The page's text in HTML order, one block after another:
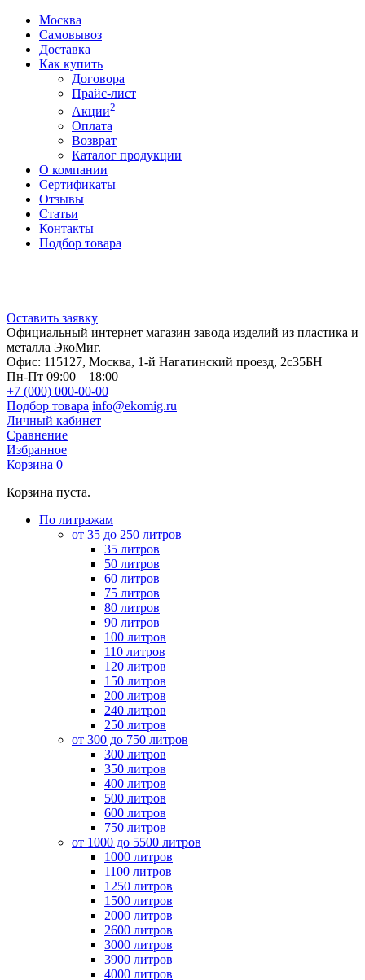
Москва
Самовывоз
Доставка
Как купить
Договора
Прайс-лист
Акции2
Оплата
Возврат
Каталог продукции
О компании
Сертификаты
Отзывы
Статьи
Контакты
Подбор товара
Оставить заявку
Официальный интернет магазин завода изделий из пластика и
металла ЭкоМиг.
Офис: 115127, Москва, 1-й Нагатинский проезд, 2с35БН
Пн-Пт 09:00 – 18:00
+7 (000) 000-00-00
Подбор товара info@ekomig.ru
Личный кабинет
Сравнение
Избранное
Корзина 0
Корзина пуста.
По литражам
от 35 до 250 литров
35 литров
50 литров
60 литров
75 литров
80 литров
90 литров
100 литров
110 литров
120 литров
150 литров
200 литров
240 литров
250 литров
от 300 до 750 литров
300 литров
350 литров
400 литров
500 литров
600 литров
750 литров
от 1000 до 5500 литров
1000 литров
1100 литров
1250 литров
1500 литров
2000 литров
2600 литров
3000 литров
3900 литров
4000 литров